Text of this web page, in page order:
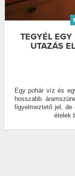
TEGYÉL
UTAZÁS
Egy pohár víz és
hosszabb
figyelmeztető jel, de
ételek